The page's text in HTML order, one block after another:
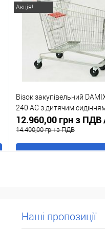
У обране
В
Акція!
Візок закупівельний
240 AC з дитячим
12.960,00 грн з ПДВ
14.400,00 грн з ПДВ
У обране
В
Наші пропозиції